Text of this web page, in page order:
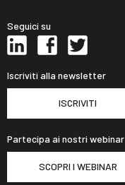
Seguici su
Iscriviti alla newsletter
ISCRIVITI
Partecipa ai nostri webinar
SCOPRI I WEBINAR